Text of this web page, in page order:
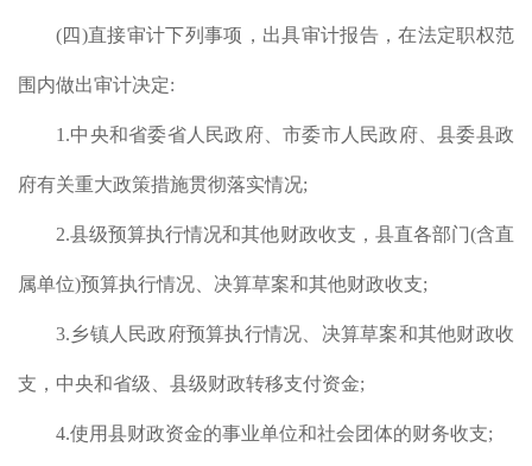
(四)直接审计下列事项，出具审计报告，在法定职权范
围内做出审计决定:
1.中央和省委省人民政府、市委市人民政府、县委县政
府有关重大政策措施贯彻落实情况;
2.县级预算执行情况和其他财政收支，县直各部门(含直
属单位)预算执行情况、决算草案和其他财政收支;
3.乡镇人民政府预算执行情况、决算草案和其他财政收
支，中央和省级、县级财政转移支付资金;
4.使用县财政资金的事业单位和社会团体的财务收支;